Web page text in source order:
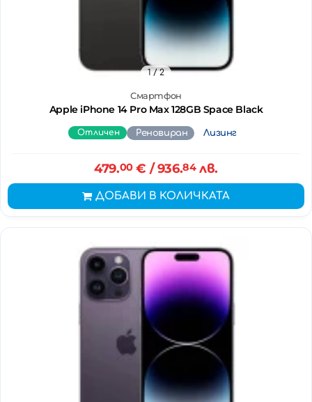
Смартфон
Apple iPhone 14 Pro Max 128GB Space Black
1/ 2
Отличен Реновиран Лизинг
479.00€ / 936.84лв.
ДОБАВИ В КОЛИЧКАТА